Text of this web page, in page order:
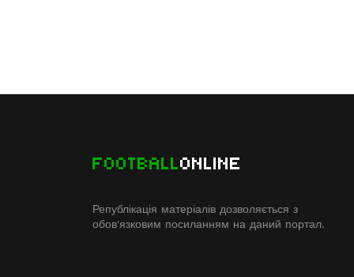
FOOTBALLONLINE
Републікація матеріалів дозволяється з
обов'язковим посиланням на даний портал.